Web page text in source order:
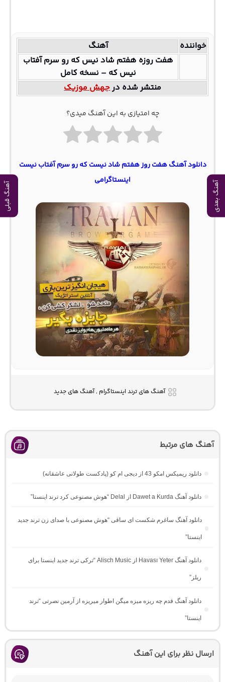
آهنگ بعدی آهنگ قبلی
خواننده
آهنگ
هفت روزه هفتم شاد نیس که رو سرم آفتاب
نیس که – نسخه کامل
منتشر شده درجهش موزیک
چه امتیازی به این آهنگ میدی؟
دانلود آهنگ هفت روز هفتم شاد نیست که رو سرم آفتاب نیست
اینستاگرامی
آهنگ های ترند اینستاگرام , آهنگ های جدید
آهنگ های مرتبط
دانلود ریمیکس امکو 43 از دیجی ام کو (پادکست طولانی عاشقانه)
دانلود آهنگ Dawet a Kurda از Delal “هوش مصنوعی کرد ترند اینستا”
دانلود آهنگ ساغرم شکست ای ساقی “هوش مصنوعی با صدای زن ترند جدید
اینستا”
دانلود آهنگ Havası Yeter از Alisch Music “ترکی ترند جدید اینستا برای
ریلز”
دانلود آهنگ ﻗﺪم ﭼﻪ رﻳﺰه ﻣﻴﺰه ﻣﻴﮕﻦ اﻃﻮار ﻣﻴﺮﻳﺰه از آرمین نصرتی “ترند
اینستا”
ارسال نظر برای این آهنگ